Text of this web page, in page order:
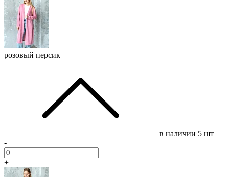
розовый персик
в наличии 5 шт
-
+